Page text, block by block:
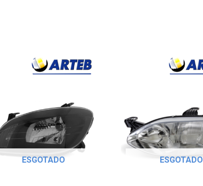
ESGOTADO ESGOTADO